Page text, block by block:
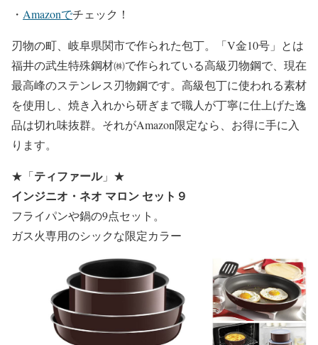
・ Amazonでチェック！
刃物の町、岐阜県関市で作られた包丁。「V金10号」とは
福井の武生特殊鋼材㈱で作られている高級刃物鋼で、現在
最高峰のステンレス刃物鋼です。高級包丁に使われる素材
を使用し、焼き入れから研ぎまで職人が丁寧に仕上げた逸
品は切れ味抜群。それがAmazon限定なら、お得に手に入
ります。
★ 「ティファール」 ★
インジニオ・ネオ マロン セット９
フライパンや鍋の9点セット。
ガス火専用のシックな限定カラー